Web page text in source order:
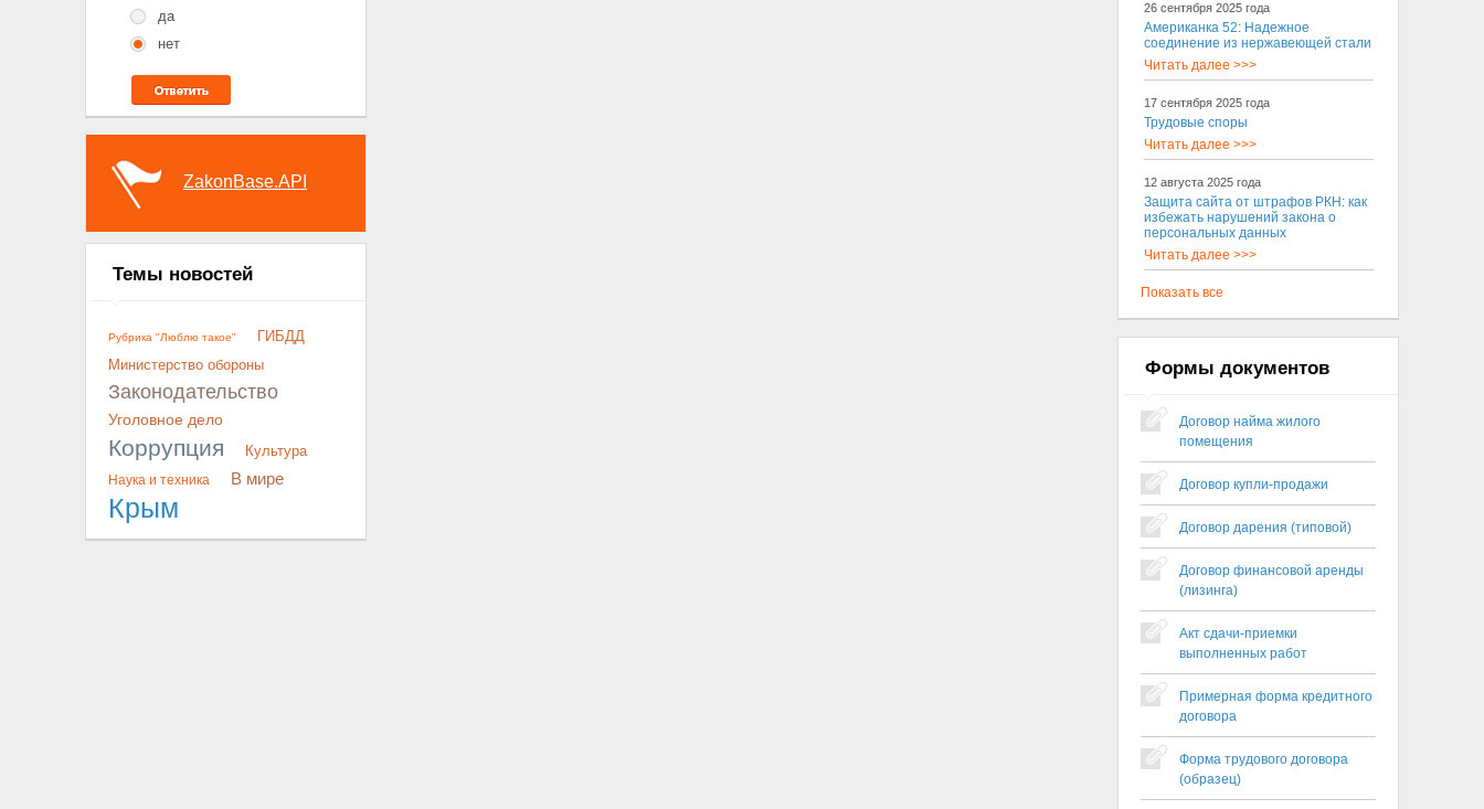
да
нет
ZakonBase.API
Темы новостей
Рубрика "Люблю такое"
ГИБДД
Министерство обороны
Законодательство
Уголовное дело
Коррупция Культура
Наука и техника В мире
Крым
26 сентября 2025 года
Американка 52: Надежное
соединение из нержавеющей стали
Читать далее >>>
17 сентября 2025 года
Трудовые споры
Читать далее >>>
12 августа 2025 года
Защита сайта от штрафов РКН: как
избежать нарушений закона о
персональных данных
Читать далее >>>
Показать все
Формы документов
Договор найма жилого
помещения
Договор купли-продажи
Договор дарения (типовой)
Договор финансовой аренды
(лизинга)
Акт сдачи-приемки
выполненных работ
Примерная форма кредитного
договора
Форма трудового договора
(образец)